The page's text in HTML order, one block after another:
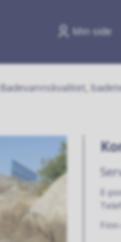
Min side
Badevannskvalitet,
E-